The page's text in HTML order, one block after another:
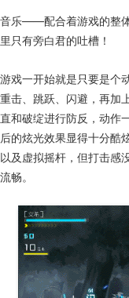
音乐——配合着游戏的整
里只有旁白君的吐槽！
游戏一开始就是只要是个
重击、跳跃、闪避，再加
直和破绽进行防反，动作
后的炫光效果显得十分酷
以及虚拟摇杆，但打击感
流畅。